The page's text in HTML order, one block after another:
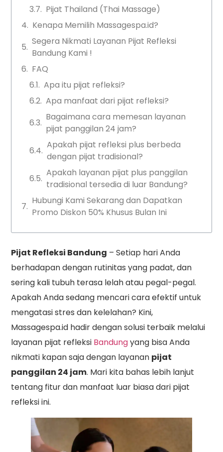
Pijat Thailand (Thai Massage)
Kenapa Memilih Massagespa.id?
Segera Nikmati Layanan Pijat Refleksi
Bandung Kami !
FAQ
Apa itu pijat refleksi?
Apa manfaat dari pijat refleksi?
Bagaimana cara memesan layanan
pijat panggilan 24 jam?
Apakah pijat refleksi plus berbeda
dengan pijat tradisional?
Apakah layanan pijat plus panggilan
tradisional tersedia di luar Bandung?
Hubungi Kami Sekarang dan Dapatkan
Promo Diskon 50% Khusus Bulan Ini
Pijat Refleksi Bandung – Setiap hari Anda
berhadapan dengan rutinitas yang padat, dan
sering kali tubuh terasa lelah atau pegal-pegal.
Apakah Anda sedang mencari cara efektif untuk
mengatasi stres dan kelelahan? Kini,
Massagespa.id hadir dengan solusi terbaik melalui
layanan pijat refleksi Bandungyang bisa Anda
nikmati kapan saja dengan layanan pijat
panggilan 24 jam. Mari kita bahas lebih lanjut
tentang fitur dan manfaat luar biasa dari pijat
refleksi ini.